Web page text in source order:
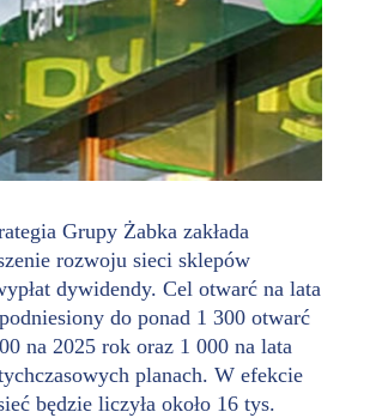
Grupy Żabka zakłada
rozwoju sieci sklepów
dywidendy. Cel otwarć na lata
do ponad 1 300 otwarć
na 2025 rok oraz 1 000 na lata
planach. W efekcie
będzie liczyła około 16 tys.